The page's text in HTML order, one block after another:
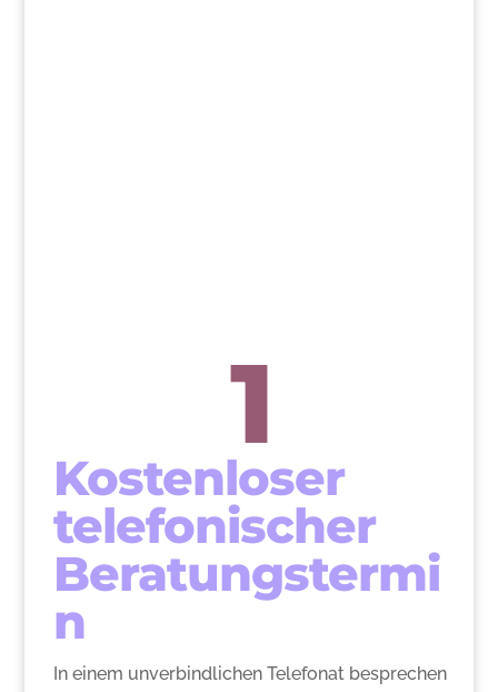
1
Kostenloser
telefonischer
Beratungstermi
n
In einem unverbindlichen Telefonat besprechen